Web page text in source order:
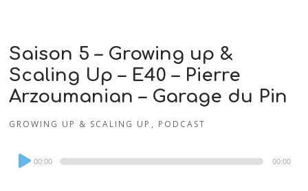
Saison 5 – Growing up &
Scaling Up – E40 – Pierre
Arzoumanian – Garage du Pin
GROWING UP & SCALING UP , PODCAST
Audio
Player
00:00 00:00